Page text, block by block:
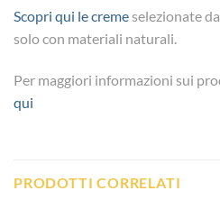
Scopri qui le creme selezionate
solo con materiali naturali.
Per maggiori informazioni sui
qui
PRODOTTI CORRELATI